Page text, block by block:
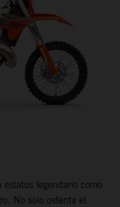
legendario como
No solo ostenta el